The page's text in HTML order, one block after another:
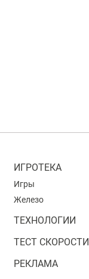
ИГРОТЕКА
Игры
Железо
ТЕХНОЛОГИИ
ТЕСТ СКОРОСТИ
РЕКЛАМА